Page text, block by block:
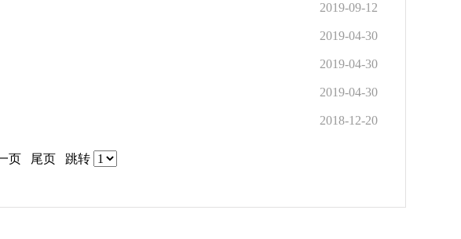
2019-09-12
2019-04-30
2019-04-30
2019-04-30
2018-12-20
页 尾页 跳转